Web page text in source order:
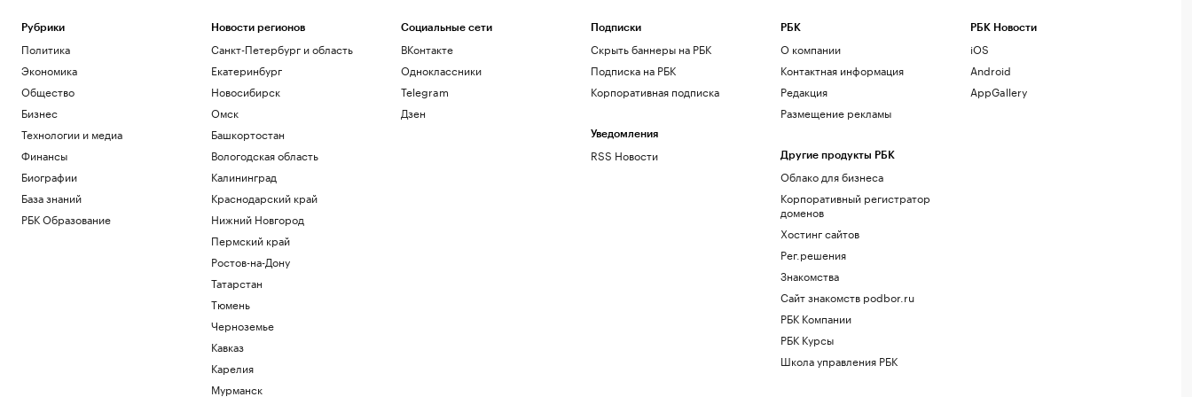
Рубрики
Политика
Экономика
Общество
Бизнес
Технологии и медиа
Финансы
Биографии
База знаний
РБК Образование
Новости регионов
Санкт-Петербург и область
Екатеринбург
Новосибирск
Омск
Башкортостан
Вологодская область
Калининград
Краснодарский край
Нижний Новгород
Пермский край
Ростов-на-Дону
Татарстан
Тюмень
Черноземье
Кавказ
Карелия
Мурманск
Социальные сети
ВКонтакте
Одноклассники
Telegram
Дзен
Подписки
Скрыть баннеры на РБК
Подписка на РБК
Корпоративная подписка
Уведомления
RSS Новости
РБК
О компании
Контактная информация
Редакция
Размещение рекламы
Другие продукты РБК
Облако для бизнеса
Корпоративный регистратор
доменов
Хостинг сайтов
Рег.решения
Знакомства
Сайт знакомств podbor.ru
РБК Компании
РБК Курсы
Школа управления РБК
РБК Новости
iOS
Android
AppGallery